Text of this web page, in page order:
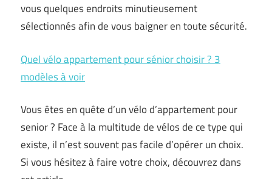
vous quelques endroits minutieusement
sélectionnés afin de vous baigner en toute sécurité.
Quel vélo appartement pour sénior choisir ? 3
modèles à voir
Vous êtes en quête d’un vélo d’appartement pour
senior ? Face à la multitude de vélos de ce type qui
existe, il n’est souvent pas facile d’opérer un choix.
Si vous hésitez à faire votre choix, découvrez dans